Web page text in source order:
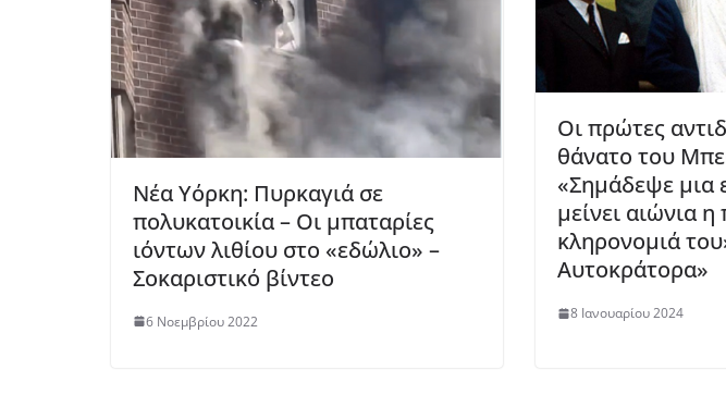
Νέα Υόρκη: Πυρκαγιά σε
πολυκατοικία – Οι μπαταρίες
ιόντων λιθίου στο «εδώλιο» –
Σοκαριστικό βίντεο
6 Νοεμβρίου 2022
Οι πρώτες
θάνατο του
«Σημάδεψε μια
μείνει αιώνια
κληρονομιά
Αυτοκράτορα»
8 Ιανουαρίου 2024